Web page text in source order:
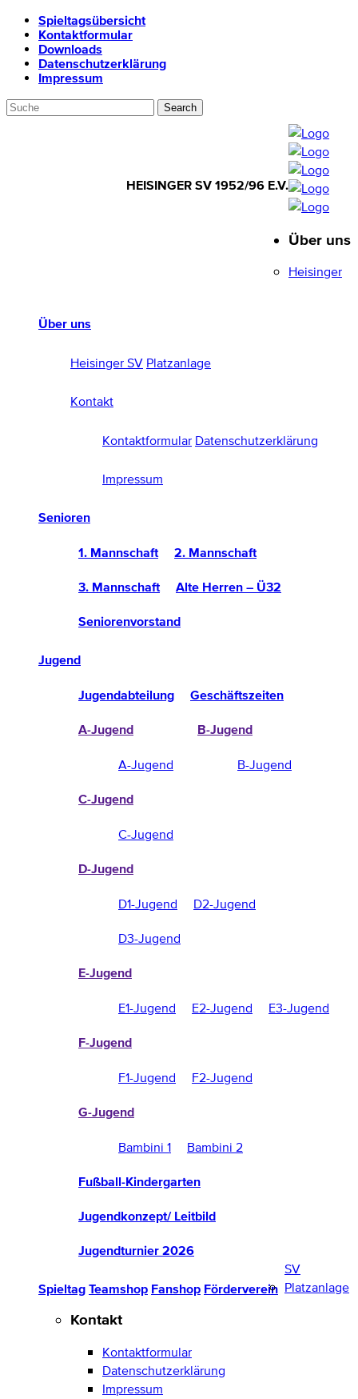
Spieltagsübersicht
Kontaktformular
Downloads
Datenschutzerklärung
Impressum
HEISINGER SV 1952/96 E.V.
1952/96 E.V.
Über uns
Heisinger SV Platzanlage
Kontakt
Kontaktformular Datenschutzerklärung
Impressum
Senioren
1. Mannschaft 2. Mannschaft
3. Mannschaft Alte Herren – Ü32
Seniorenvorstand
Jugend
Jugendabteilung Geschäftszeiten
A-Jugend
A-Jugend
B-Jugend
B-Jugend
C-Jugend
C-Jugend
D-Jugend
D1-Jugend
D2-Jugend
D3-Jugend
E-Jugend
E1-Jugend E2-Jugend E3-Jugend
F-Jugend
F1-Jugend F2-Jugend
G-Jugend
Bambini 1 Bambini 2
Fußball-Kindergarten
Jugendkonzept/ Leitbild
Jugendturnier 2026
Spieltag Teamshop Fanshop Förderverein
Über uns
Heisinger
SV
Platzanlage
Kontakt
Kontaktformular
Datenschutzerklärung
Impressum